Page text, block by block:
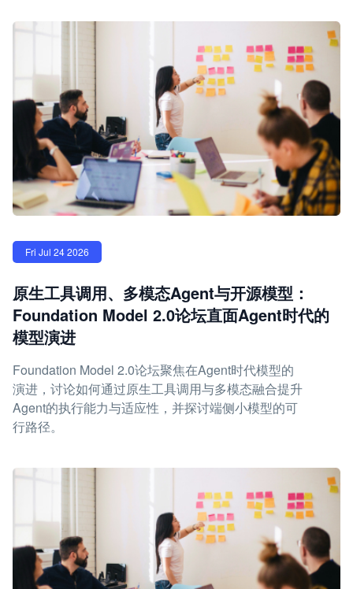
Fri Jul 24 2026
原生工具调用、多模态Agent与开源模型：
Foundation Model 2.0论坛直面Agent时代的
模型演进
Foundation Model 2.0论坛聚焦在Agent时代模型的
演进，讨论如何通过原生工具调用与多模态融合提升
Agent的执行能力与适应性，并探讨端侧小模型的可
行路径。